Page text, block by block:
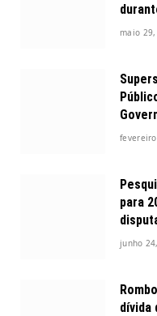
maio
2025
para
junho
dívida